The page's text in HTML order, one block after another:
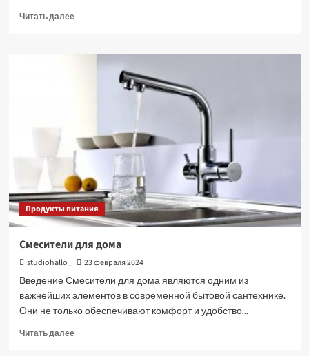
Читать далееПрочитать
Септик
необходимо
знать
Продукты питания
Смесители для дома
studiohallo_
23 февраля 2024
Введение Смесители для дома являются одним из
важнейших элементов в современной бытовой сантехнике.
Они не только обеспечивают комфорт и удобство...
Читать далееПрочитать